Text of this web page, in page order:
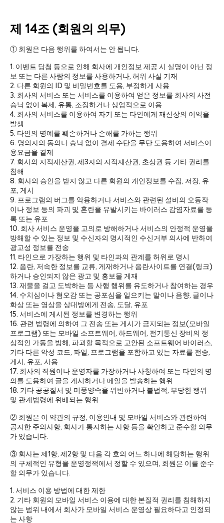
제 14조 (회원의 의무)
① 회원은 다음 행위를 하여서는 안 됩니다.
1. 이벤트 당첨 등으로 인해 회사에 개인정보 제공 시 실명이 아닌 정
보 또는 다른 사람의 정보를 사용하거나, 허위 사실 기재
2. 다른 회원의 ID 및 비밀번호를 도용, 부정하게 사용
3. 회사의 서비스 또는 서비스를 이용하여 얻은 정보를 회사의 사전
승낙 없이 복제, 유통, 조장하거나 상업적으로 이용
4. 회사의 서비스를 이용하여 자기 또는 타인에게 재산상의 이익을
발생
5. 타인의 명예를 훼손하거나 손해를 가하는 행위
6. 명의자의 동의나 승낙 없이 결제 수단을 무단 도용하여 서비스이
용요금을 결제
7. 회사의 지적재산권, 제3자의 지적재산권, 초상권 등 기타 권리를
침해
8. 회사의 승인을 받지 않고 다른 회원의 개인정보를 수집, 저장, 유
포, 게시
9. 프로그램의 버그를 악용하거나 서비스와 관련된 설비의 오동작
이나 정보 등의 파괴 및 혼란을 유발시키는 바이러스 감염자료를 등
록 또는 유포
10. 회사 서비스 운영을 고의로 방해하거나 서비스의 안정적 운영을
방해할 수 있는 정보 및 수신자의 명시적인 수신거부 의사에 반하여
광고성 정보를 전송
11. 타인으로 가장하는 행위 및 타인과의 관계를 허위로 명시
12. 음란, 저속한 정보를 교류, 게재하거나 음란사이트를 연결(링크)
하거나 승인되지 않은 광고 및 홍보물 게재
13. 재물을 걸고 도박하는 등 사행 행위를 유도하거나 참여하는 경우
14. 수치심이나 혐오감 또는 공포심을 일으키는 말이나 음향, 글이나
화상 또는 영상을 상대방에게 전송, 도달, 유포
15. 서비스에 게시된 정보를 변경하는 행위
16. 관련 법령에 의하여 그 전송 또는 게시가 금지되는 정보(모바일
프로그램) 또는 모바일 소프트웨어, 하드웨어, 전기통신 장비의 정
상적인 가동을 방해, 파괴할 목적으로 고안된 소프트웨어 바이러스,
기타 다른 악성 코드, 파일, 프로그램을 포함하고 있는 자료를 전송,
게시, 유포, 사용
17. 회사의 직원이나 운영자를 가장하거나 사칭하여 또는 타인의 명
의를 도용하여 글을 게시하거나 메일을 발송하는 행위
18. 기타 공공질서 및 미풍양속을 위반하거나 불법적, 부당한 행위
및 관계법령에 위배되는 행위
② 회원은 이 약관의 규정, 이용안내 및 모바일 서비스와 관련하여
공지한 주의사항, 회사가 통지하는 사항 등을 확인하고 준수할 의무
가 있습니다.
③ 회사는 제1항, 제2항 및 다음 각 호의 어느 하나에 해당하는 행위
의 구체적인 유형을 운영정책에서 정할 수 있으며, 회원은 이를 준수
할 의무가 있습니다.
1. 서비스 이용 방법에 대한 제한
2. 기타 회원의 모바일 서비스 이용에 대한 본질적 권리를 침해하지
않는 범위 내에서 회사가 모바일 서비스 운영상 필요하다고 인정되
는 사항